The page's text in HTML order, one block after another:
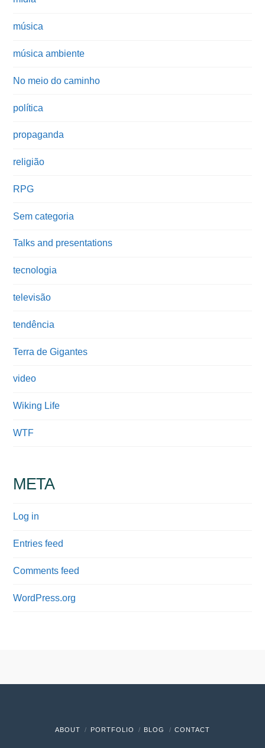
música
música ambiente
No meio do caminho
política
propaganda
religião
RPG
Sem categoria
Talks and presentations
tecnologia
televisão
tendência
Terra de Gigantes
video
Wiking Life
WTF
META
Log in
Entries feed
Comments feed
WordPress.org
ABOUT PORTFOLIO BLOG CONTACT